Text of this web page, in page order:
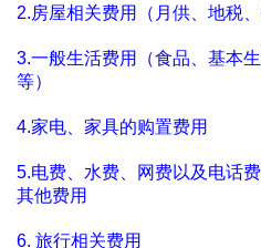
2.房屋相关费用（月供、地税、
3.一般生活费用（食品、基本
等）
4.家电、家具的购置费用
5.电费、水费、网费以及电话
其他费用
6. 旅行相关费用